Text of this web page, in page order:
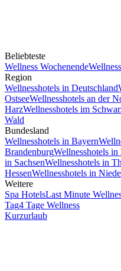
Beliebteste
Wellness Wochenende
Region
Wellnesshotels in Deutschland
OstseeWellnesshotels an der
HarzWellnesshotels im
Wald
Bundesland
Wellnesshotels in Bayern
BrandenburgWellnesshotels
in SachsenWellnesshotels in
HessenWellnesshotels in
Weitere
Spa HotelsLast Minute
Tag4 Tage Wellness
Kurzurlaub